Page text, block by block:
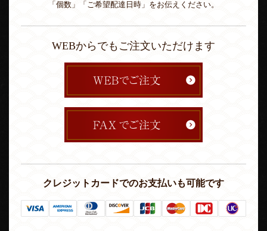
「個数」「ご希望配達日時」をお伝えください。
WEBからでもご注文いただけます
クレジットカードでのお支払いも可能です